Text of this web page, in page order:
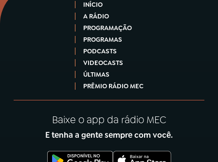
INÍCIO
A RÁDIO
PROGRAMAÇÃO
PROGRAMAS
PODCASTS
VIDEOCASTS
ÚLTIMAS
PRÊMIO RÁDIO MEC
Baixe o app da rádio MEC
E tenha a gente sempre com você.